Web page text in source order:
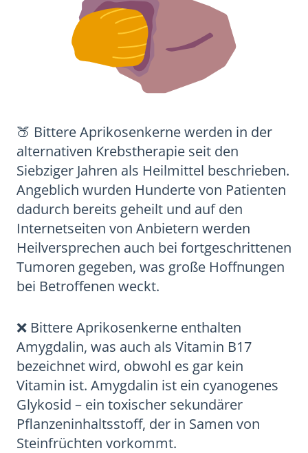
🍑 Bittere Aprikosenkerne werden in der
alternativen Krebstherapie seit den
Siebziger Jahren als Heilmittel beschrieben.
Angeblich wurden Hunderte von Patienten
dadurch bereits geheilt und auf den
Internetseiten von Anbietern werden
Heilversprechen auch bei fortgeschrittenen
Tumoren gegeben, was große Hoffnungen
bei Betroffenen weckt.
❌ Bittere Aprikosenkerne enthalten
Amygdalin, was auch als Vitamin B17
bezeichnet wird, obwohl es gar kein
Vitamin ist. Amygdalin ist ein cyanogenes
Glykosid – ein toxischer sekundärer
Pflanzeninhaltsstoff, der in Samen von
Steinfrüchten vorkommt.